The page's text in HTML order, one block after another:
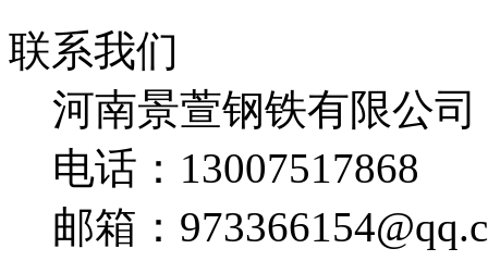
联系我们
河南景萱钢铁有限公司
电话：13007517868
邮箱：